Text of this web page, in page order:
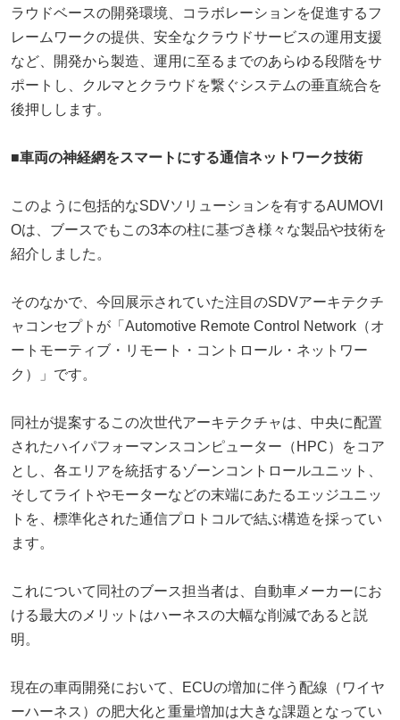
ラウドベースの開発環境、コラボレーションを促進するフ
レームワークの提供、安全なクラウドサービスの運用支援
など、開発から製造、運用に至るまでのあらゆる段階をサ
ポートし、クルマとクラウドを繋ぐシステムの垂直統合を
後押しします。
■車両の神経網をスマートにする通信ネットワーク技術
このように包括的なSDVソリューションを有するAUMOVI
Oは、ブースでもこの3本の柱に基づき様々な製品や技術を
紹介しました。
そのなかで、今回展示されていた注目のSDVアーキテクチ
ャコンセプトが「Automotive Remote Control Network（オ
ートモーティブ・リモート・コントロール・ネットワー
ク）」です。
同社が提案するこの次世代アーキテクチャは、中央に配置
されたハイパフォーマンスコンピューター（HPC）をコア
とし、各エリアを統括するゾーンコントロールユニット、
そしてライトやモーターなどの末端にあたるエッジユニッ
トを、標準化された通信プロトコルで結ぶ構造を採ってい
ます。
これについて同社のブース担当者は、自動車メーカーにお
ける最大のメリットはハーネスの大幅な削減であると説
明。
現在の車両開発において、ECUの増加に伴う配線（ワイヤ
ーハーネス）の肥大化と重量増加は大きな課題となってい